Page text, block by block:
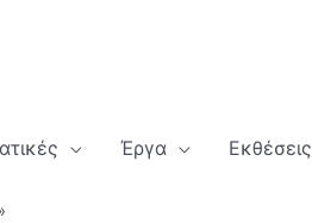
Έργα Εκθέσεις